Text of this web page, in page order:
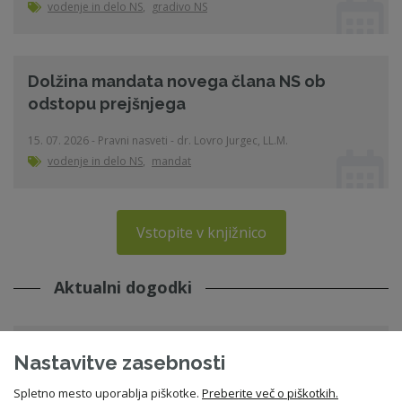
vodenje in delo NS, gradivo NS
Dolžina mandata novega člana NS ob
odstopu prejšnjega
15. 07. 2026 - Pravni nasveti - dr. Lovro Jurgec, LL.M.
vodenje in delo NS, mandat
Vstopite v knjižnico
Aktualni dogodki
webinar - Moving to digital board
meetings, what does it mean and what is it
for?
Nastavitve zasebnosti
Spletno mesto uporablja piškotke. Preberite več o piškotkih.